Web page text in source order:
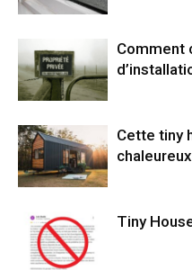
Comment
Cette tiny
Tiny